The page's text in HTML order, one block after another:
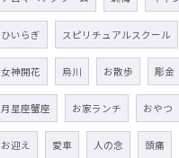
ひいらぎ スピリチュアルスクール
女神開花 烏川 お散歩 彫金
月星座蟹座 お家ランチ おやつ
お迎え 愛車 人の念 頭痛